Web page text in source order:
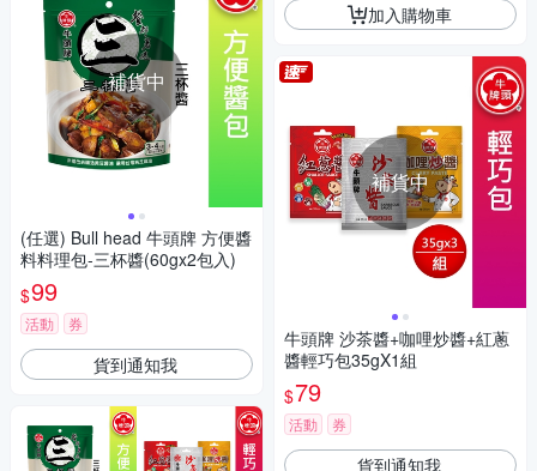
補貨中
(任選) Bull head 牛頭牌 方便醬
料料理包-三杯醬(60gx2包入)
$99
活動 券
貨到通知我
加入購物車
補貨中
牛頭牌 沙茶醬+咖哩炒醬+紅蔥
醬輕巧包35gX1組
$79
活動 券
貨到通知我